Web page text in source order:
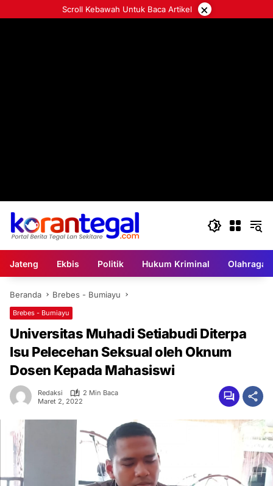
ke
Scroll Kebawah Untuk Baca Artikel ×
Jateng Ekbis Politik Hukum Kriminal Olahraga
Beranda Brebes - Bumiayu
Brebes - Bumiayu
Universitas Muhadi Setiabudi Diterpa
Isu Pelecehan Seksual oleh Oknum
Dosen Kepada Mahasiswi
Redaksi
2 Min Baca
Maret 2, 2022